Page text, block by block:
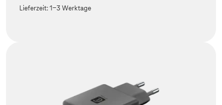
Lieferzeit:1-3 Werktage